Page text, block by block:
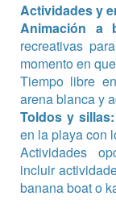
Actividades y
Animación a
recreativas
momento en
Tiempo libre
arena blanca y
Toldos y sillas:
en la playa con
Actividades
incluir
banana boat o